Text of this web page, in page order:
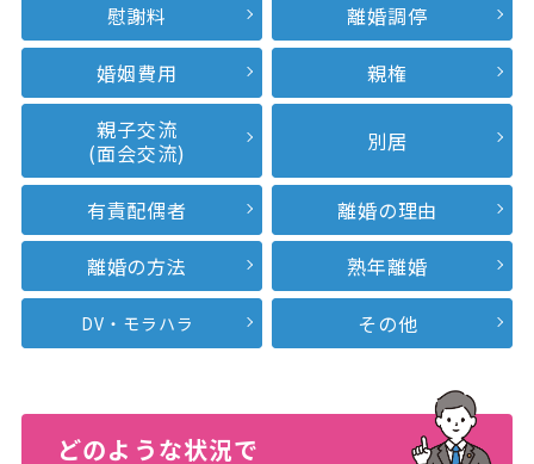
慰謝料
離婚調停
婚姻費用
親権
親子交流
(面会交流)
別居
有責配偶者
離婚の理由
離婚の方法
熟年離婚
DV・モラハラ その他
どのような状況で